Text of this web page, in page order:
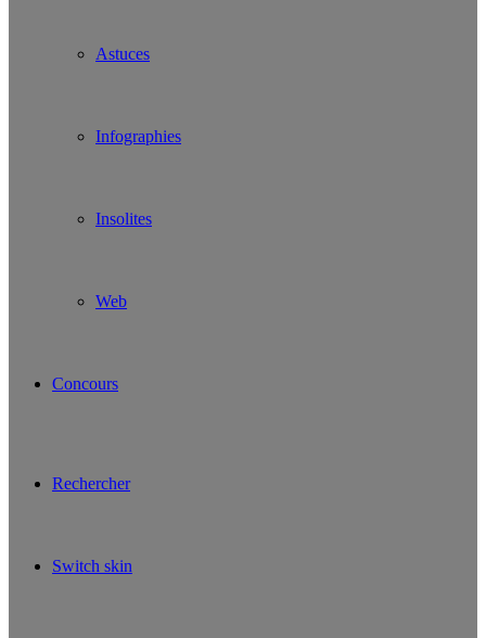
Astuces
Infographies
Insolites
Web
Concours
Rechercher
Switch skin